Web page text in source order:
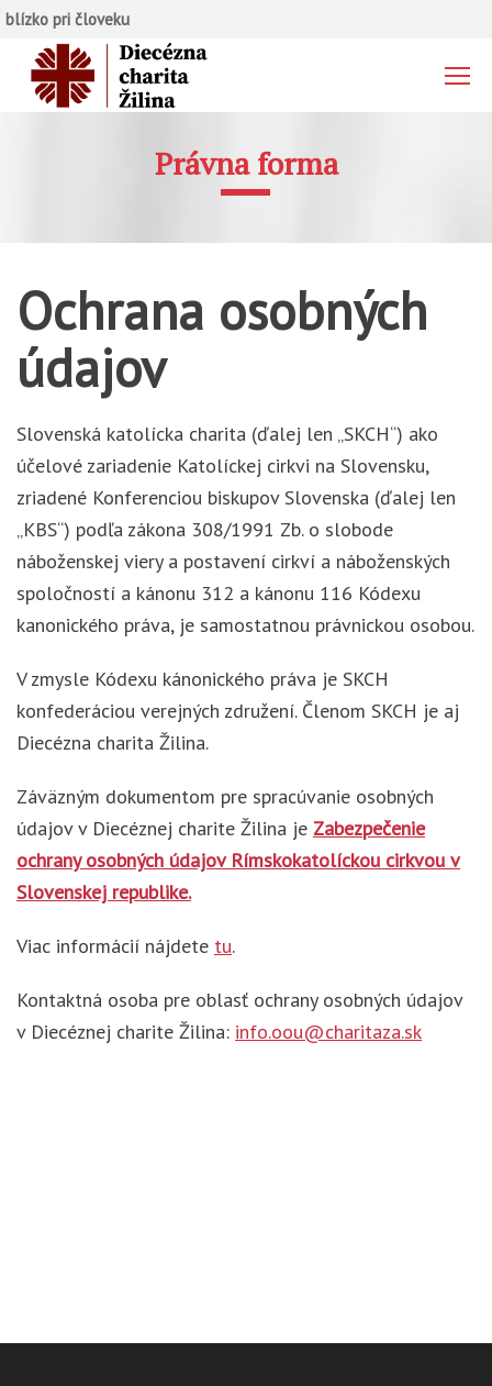
blízko pri človeku
Právna forma
Ochrana osobných
údajov
Slovenská katolícka charita (ďalej len „SKCH“) ako
účelové zariadenie Katolíckej cirkvi na Slovensku,
zriadené Konferenciou biskupov Slovenska (ďalej len
„KBS“) podľa zákona 308/1991 Zb. o slobode
náboženskej viery a postavení cirkví a náboženských
spoločností a kánonu 312 a kánonu 116 Kódexu
kanonického práva, je samostatnou právnickou osobou.
V zmysle Kódexu kánonického práva je SKCH
konfederáciou verejných združení. Členom SKCH je aj
Diecézna charita Žilina.
Záväzným dokumentom pre spracúvanie osobných
údajov v Diecéznej charite Žilina je Zabezpečenie
ochrany osobných údajov Rímskokatolíckou cirkvou v
Slovenskej republike.
Viac informácií nájdete tu.
Kontaktná osoba pre oblasť ochrany osobných údajov
v Diecéznej charite Žilina: info.oou@charitaza.sk